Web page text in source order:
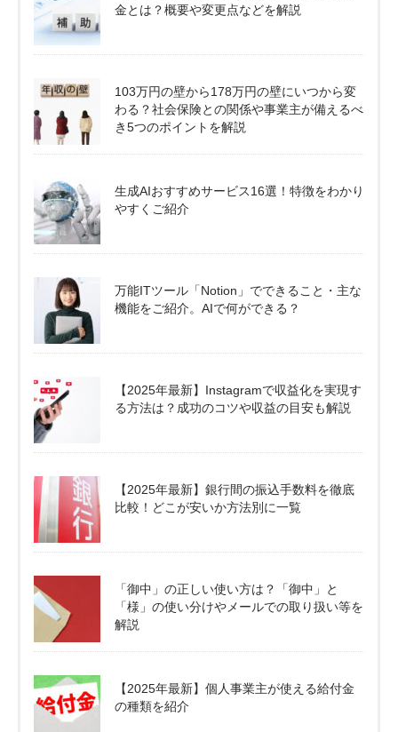
金とは？概要や変更点などを解説
103万円の壁から178万円の壁にいつから変
わる？社会保険との関係や事業主が備えるべ
き5つのポイントを解説
生成AIおすすめサービス16選！特徴をわかり
やすくご紹介
万能ITツール「Notion」でできること・主な
機能をご紹介。AIで何ができる？
【2025年最新】Instagramで収益化を実現す
る方法は？成功のコツや収益の目安も解説
【2025年最新】銀行間の振込手数料を徹底
比較！どこが安いか方法別に一覧
「御中」の正しい使い方は？「御中」と
「様」の使い分けやメールでの取り扱い等を
解説
【2025年最新】個人事業主が使える給付金
の種類を紹介